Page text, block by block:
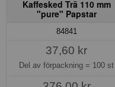
Kaffesked Trä 110 mm
"pure" Papstar
84841
37,60 kr
Del av förpackning = 100 st